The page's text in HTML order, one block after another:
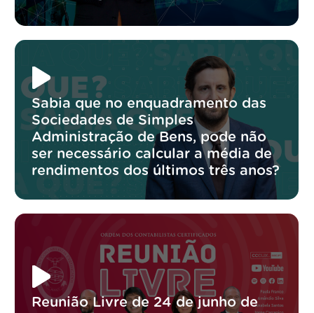
Sabia que no enquadramento das
Sociedades de Simples
Administração de Bens, pode não
ser necessário calcular a média de
rendimentos dos últimos três anos?
Reunião Livre de 24 de junho de